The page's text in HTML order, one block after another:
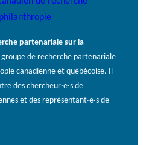
partenariale sur la
groupe de recherche partenariale
canadienne et québécoise. Il
des chercheur·e·s de
et des représentant·e·s de